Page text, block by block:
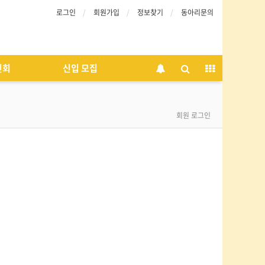
로그인 회원가입 정보찾기 동아리문의
신입 모집
회원 로그인